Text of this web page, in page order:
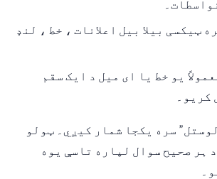
ټیکسی بیلا بیل اعلانات ، خط ، لنډ
یو خط یا ای میل د ایک سقم
سره یکجا شمار کیږي۔ ټولو
ہر صحیح سوال لپاره تاسې یوه